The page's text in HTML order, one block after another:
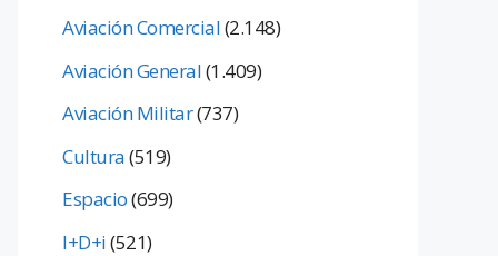
Aviación Comercial(2.148)
Aviación General(1.409)
Aviación Militar(737)
Cultura(519)
Espacio(699)
I+D+i(521)